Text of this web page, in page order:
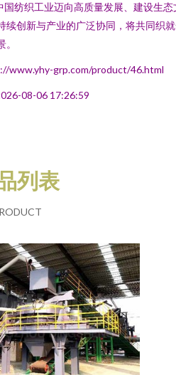
国纺织工业迈向高质量发展、建设生态
续创新与产业的广泛协同，将共同织
www.yhy-grp.com/product/46.html
08-06 17:26:59
列表